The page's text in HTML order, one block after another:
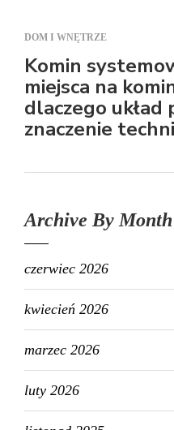
DOM I WNĘTRZE
Komin
miejsca na
dlaczego układ
znaczenie
Archive By Month
czerwiec 2026
kwiecień 2026
marzec 2026
luty 2026